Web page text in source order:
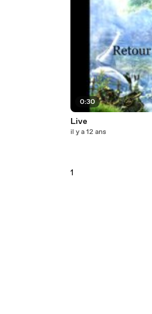
0:30
Live
il y a 12 ans
1